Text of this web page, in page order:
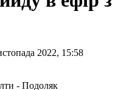
2022, 15:58